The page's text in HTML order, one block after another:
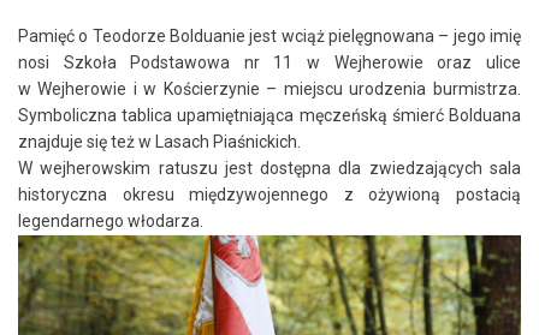
Pamięć o Teodorze Bolduanie jest wciąż pielęgnowana – jego imię
nosi Szkoła Podstawowa nr 11 w Wejherowie oraz ulice
w Wejherowie i w Kościerzynie – miejscu urodzenia burmistrza.
Symboliczna tablica upamiętniająca męczeńską śmierć Bolduana
znajduje się też w Lasach Piaśnickich.
W wejherowskim ratuszu jest dostępna dla zwiedzających sala
historyczna okresu międzywojennego z ożywioną postacią
legendarnego włodarza.